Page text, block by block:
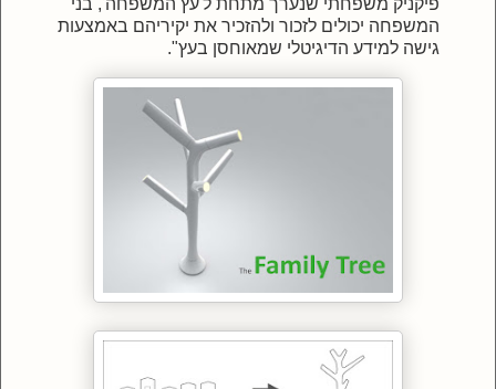
פיקניק משפחתי שנערך מתחת ל'עץ המשפחה', בני
המשפחה יכולים לזכור ולהזכיר את יקיריהם באמצעות
גישה למידע הדיגיטלי שמאוחסן בעץ".